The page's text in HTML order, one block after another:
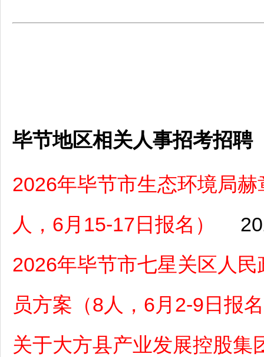
毕节地区相关人事招考招聘
2026年毕节市生态环境局
人，6月15-17日报名）
2026年毕节市七星关区人
员方案（8人，6月2-9日报
关于大方县产业发展控股集